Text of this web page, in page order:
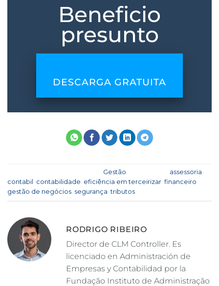
Beneficio
presunto
DESCARGA GRATUITA
Gestão
assessoria
contabil
contabilidade eficiência em terceirizar financeiro
gestão de negócios segurança ,tributos
RODRIGO RIBEIRO
Director de CLM Controller. Es
licenciado en Administración de
Empresas y Contabilidad por la
Fundação Instituto de Administração